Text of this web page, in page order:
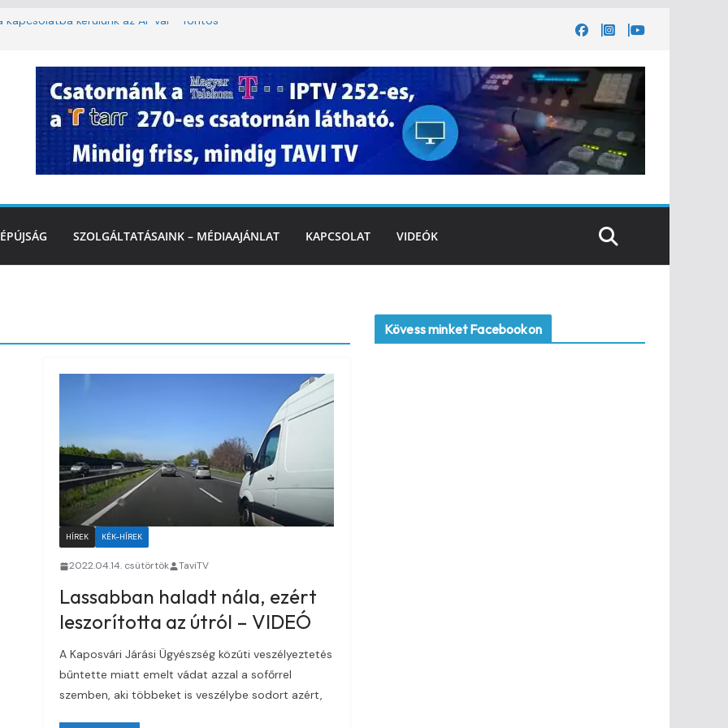
kapcsolatba kerülünk az AI-val – fontos
közlekedésért, elektromos
felfrissülés: jövő héten újra berobban
Városi Gyógyfürdő és
SZOLGÁLTATÁSAINK – MÉDIAAJÁNLAT KAPCSOLAT VIDEÓK
HÍREK KÉK-HÍREK
2022.04.14. csütörtök TaviTV
Lassabban haladt nála, ezért
leszorította az útról – VIDEÓ
A Kaposvári Járási Ügyészség közúti veszélyeztetés
bűntette miatt emelt vádat azzal a sofőrrel
szemben, aki többeket is veszélybe sodort azért,
Kövess minket Facebookon